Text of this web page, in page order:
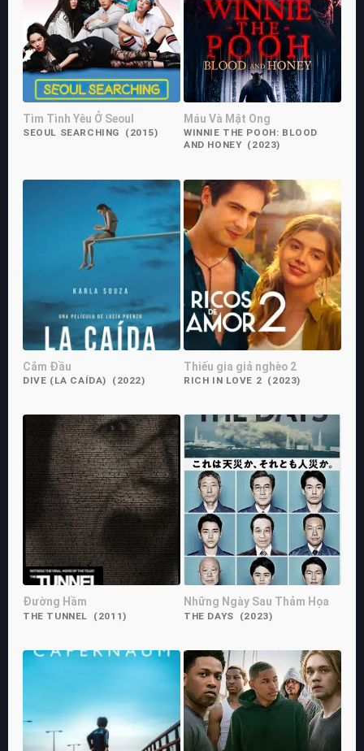
Tìm Tình Yêu Ở Seoul
SEOUL SEARCHING (2015)
Máu Và Mật Ong
WINNIE THE POOH: BLOOD
AND HONEY (2023)
Cắm Đầu
DIVE (LA CAÍDA) (2022)
Thiếu gia giả nghèo 2
RICH IN LOVE 2 (2023)
Đường Hầm
THE TUNNEL (2011)
Những Ngày Sau Thảm Họa
THE DAYS (2023)